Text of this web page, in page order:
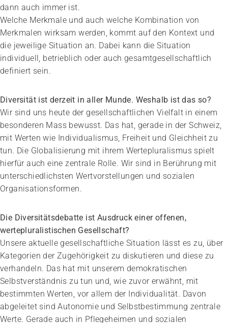
dann auch immer ist.
Welche Merkmale und auch welche Kombination von
Merkmalen wirksam werden, kommt auf den Kontext und
die jeweilige Situation an. Dabei kann die Situation
individuell, betrieblich oder auch gesamtgesellschaftlich
definiert sein.
Diversität ist derzeit in aller Munde. Weshalb ist das so?
Wir sind uns heute der gesellschaftlichen Vielfalt in einem
besonderen Mass bewusst. Das hat, gerade in der Schweiz,
mit Werten wie Individualismus, Freiheit und Gleichheit zu
tun. Die Globalisierung mit ihrem Wertepluralismus spielt
hierfür auch eine zentrale Rolle. Wir sind in Berührung mit
unterschiedlichsten Wertvorstellungen und sozialen
Organisationsformen.
Die Diversitätsdebatte ist Ausdruck einer offenen,
wertepluralistischen Gesellschaft?
Unsere aktuelle gesellschaftliche Situation lässt es zu, über
Kategorien der Zugehörigkeit zu diskutieren und diese zu
verhandeln. Das hat mit unserem demokratischen
Selbstverständnis zu tun und, wie zuvor erwähnt, mit
bestimmten Werten, vor allem der Individualität. Davon
abgeleitet sind Autonomie und Selbstbestimmung zentrale
Werte. Gerade auch in Pflegeheimen und sozialen